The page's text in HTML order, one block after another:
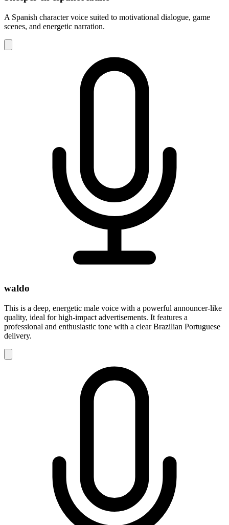
A Spanish character voice suited to motivational dialogue, game
scenes, and energetic narration.
waldo
This is a deep, energetic male voice with a powerful announcer-like
quality, ideal for high-impact advertisements. It features a
professional and enthusiastic tone with a clear Brazilian Portuguese
delivery.